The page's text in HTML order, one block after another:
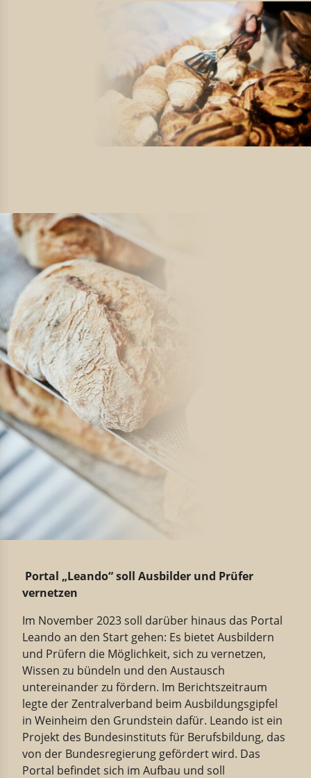
Portal „Leando“ soll Ausbilder und Prüfer
vernetzen
Im November 2023 soll darüber hinaus das Portal
Leando an den Start gehen: Es bietet Ausbildern
und Prüfern die Möglichkeit, sich zu vernetzen,
Wissen zu bündeln und den Austausch
untereinander zu fördern. Im Berichtszeitraum
legte der Zentralverband beim Ausbildungsgipfel
in Weinheim den Grundstein dafür. Leando ist ein
Projekt des Bundesinstituts für Berufsbildung, das
von der Bundesregierung gefördert wird. Das
Portal befindet sich im Aufbau und soll